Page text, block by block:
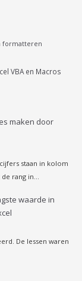
formatteren
VBA en Macros
maken door
staan in kolom
rang in…
waarde in
De lessen waren